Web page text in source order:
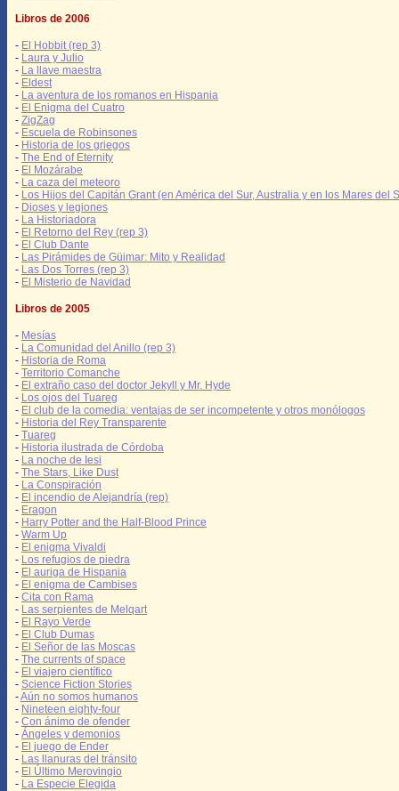
Libros de 2006
- El Hobbit (rep 3)
- Laura y Julio
- La llave maestra
- Eldest
- La aventura de los romanos en Hispania
- El Enigma del Cuatro
- ZigZag
- Escuela de Robinsones
- Historia de los griegos
- The End of Eternity
- El Mozárabe
- La caza del meteoro
- Los Hijos del Capitán Grant (en América del Sur, Australia y en los Mares del
- Dioses y legiones
- La Historiadora
- El Retorno del Rey (rep 3)
- El Club Dante
- Las Pirámides de Güimar: Mito y Realidad
- Las Dos Torres (rep 3)
- El Misterio de Navidad
Libros de 2005
- Mesías
- La Comunidad del Anillo (rep 3)
- Historia de Roma
- Territorio Comanche
- El extraño caso del doctor Jekyll y Mr. Hyde
- Los ojos del Tuareg
- El club de la comedia: ventajas de ser incompetente y otros monólogos
- Historia del Rey Transparente
- Tuareg
- Historia ilustrada de Córdoba
- La noche de Iesi
- The Stars, Like Dust
- La Conspiración
- El incendio de Alejandría (rep)
- Eragon
- Harry Potter and the Half-Blood Prince
- Warm Up
- El enigma Vivaldi
- Los refugios de piedra
- El auriga de Hispania
- El enigma de Cambises
- Cita con Rama
- Las serpientes de Melqart
- El Rayo Verde
- El Club Dumas
- El Señor de las Moscas
- The currents of space
- El viajero científico
- Science Fiction Stories
-Aún no somos humanos
- Nineteen eighty-four
- Con ánimo de ofender
- Ángeles y demonios
- El juego de Ender
- Las llanuras del tránsito
- El Último Merovingio
- La Especie Elegida